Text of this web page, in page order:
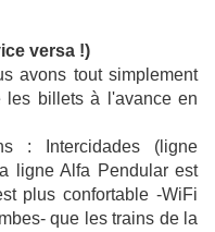
versa !)
avons tout simplement
les billets à l'avance en
:
Intercidades (ligne
ligne Alfa Pendular est
plus confortable -WiFi
que les trains de la